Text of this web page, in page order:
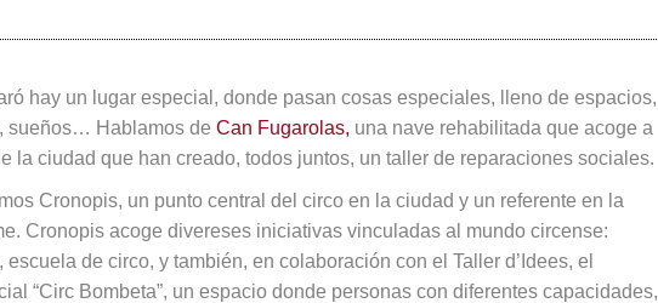
hay un lugar especial, donde pasan cosas especiales, lleno de espacios,
sueños… Hablamos de Can Fugarolas, una nave rehabilitada que acoge a
la ciudad que han creado, todos juntos, un taller de reparaciones sociales.
Cronopis, un punto central del circo en la ciudad y un referente en la
Cronopis acoge divereses iniciativas vinculadas al mundo circense:
de circo, y también, en colaboración con el Taller d’Idees, el
“Circ Bombeta”, un espacio donde personas con diferentes capacidades,